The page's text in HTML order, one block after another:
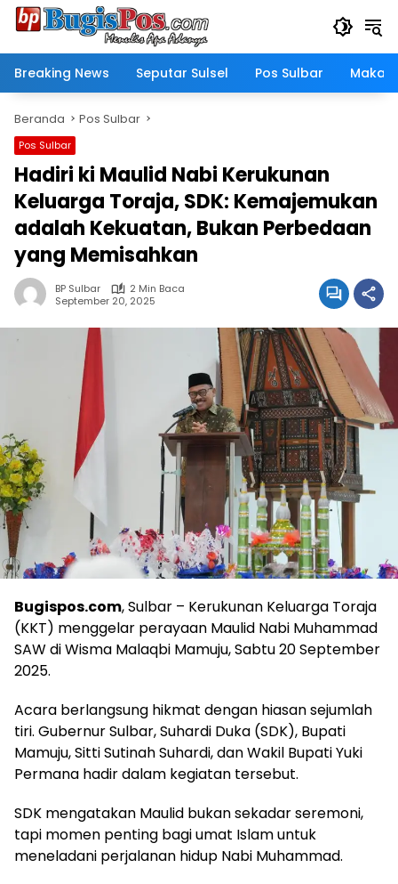
Langsung
Breaking News
Seputar Sulsel Pos Sulbar
Beranda Pos Sulbar
Pos Sulbar
Hadiri ki Maulid Nabi Kerukunan
Keluarga Toraja, SDK: Kemajemukan
adalah Kekuatan, Bukan Perbedaan
yang Memisahkan
BP Sulbar
2 Min Baca
September 20, 2025
Bugispos.com, Sulbar – Kerukunan Keluarga Toraja
(KKT) menggelar perayaan Maulid Nabi Muhammad
SAW di Wisma Malaqbi Mamuju, Sabtu 20 September
2025.
Acara berlangsung hikmat dengan hiasan sejumlah
tiri. Gubernur Sulbar, Suhardi Duka (SDK), Bupati
Mamuju, Sitti Sutinah Suhardi, dan Wakil Bupati Yuki
Permana hadir dalam kegiatan tersebut.
SDK mengatakan Maulid bukan sekadar seremoni,
tapi momen penting bagi umat Islam untuk
meneladani perjalanan hidup Nabi Muhammad.